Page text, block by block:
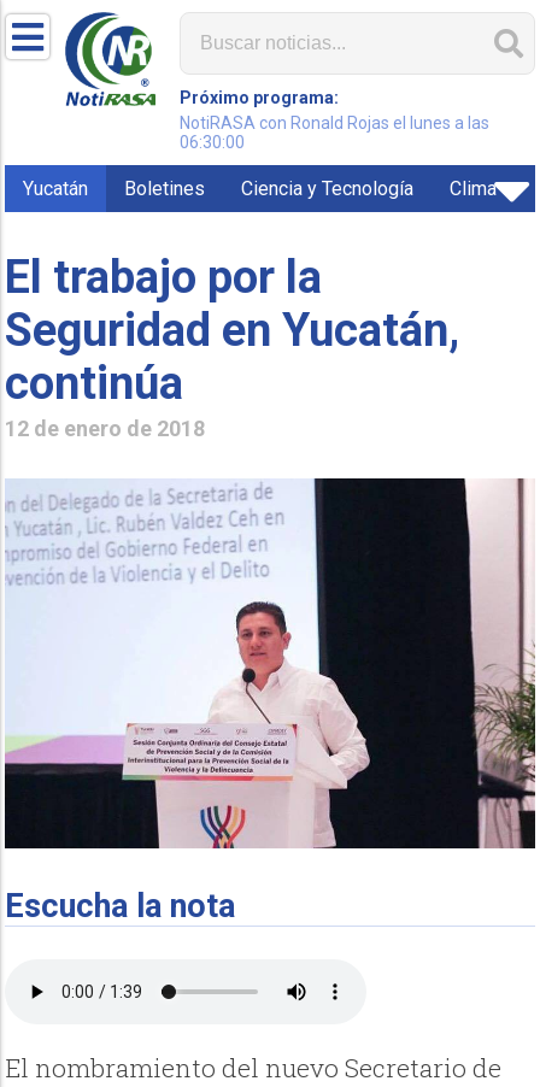
Próximo programa:
NotiRASA con Ronald Rojas el lunes a las
06:30:00
Yucatán Boletines Ciencia y Tecnología Clima
El trabajo por la
Seguridad en Yucatán,
continúa
12 de enero de 2018
Escucha la nota
El nombramiento del nuevo Secretario de